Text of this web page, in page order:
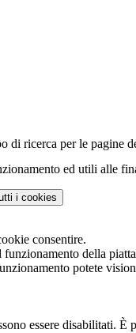
di ricerca per le pagine
ed utili alle
i cookies
consentire.
della
potete
essere disabilitati.